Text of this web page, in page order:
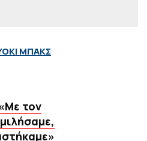
ΜΠΑΚΣ
τον